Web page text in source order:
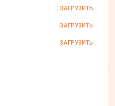
ЗАГРУЗИТЬ
ЗАГРУЗИТЬ
ЗАГРУЗИТЬ